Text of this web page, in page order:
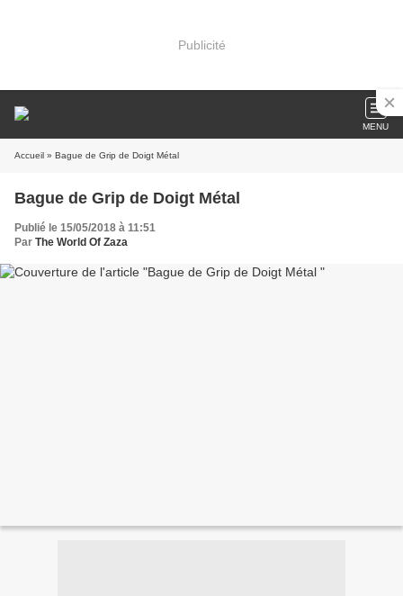
Publicité
MENU
Accueil » Bague de Grip de Doigt Métal
Bague de Grip de Doigt Métal
Publié le 15/05/2018 à 11:51
Par The World Of Zaza